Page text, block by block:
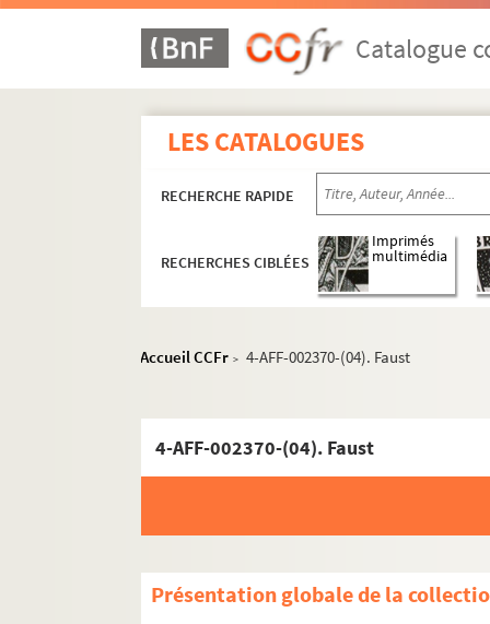
Catalogue
LES CATALOGUES
RECHERCHE RAPIDE
RECHERCHES CIBLÉES
Imprimés
multimédia
Accueil CCFr > 4-AFF-002370-(04). Faust
4-AFF-002370-(04). Faust
Présentation globale de la